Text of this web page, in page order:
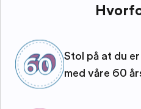
Stol på at du
med våre 60